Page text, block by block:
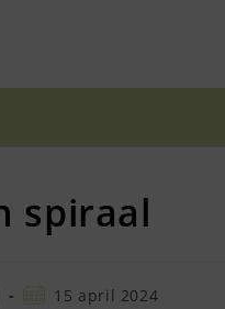
spiraal
Bericht15 april 2024